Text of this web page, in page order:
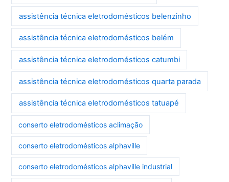
assistência técnica eletrodomésticos belenzinho
assistência técnica eletrodomésticos belém
assistência técnica eletrodomésticos catumbi
assistência técnica eletrodomésticos quarta parada
assistência técnica eletrodomésticos tatuapé
conserto eletrodomésticos aclimação
conserto eletrodomésticos alphaville
conserto eletrodomésticos alphaville industrial